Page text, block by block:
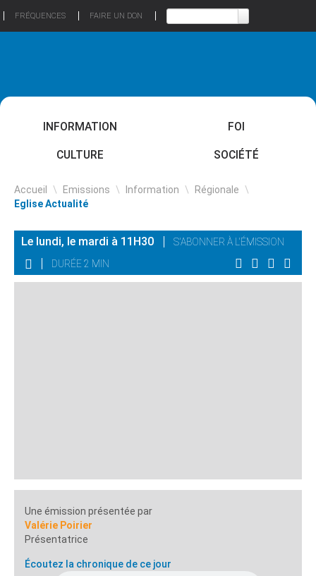
FRÉQUENCES FAIRE UN DON
INFORMATION FOI
CULTURE SOCIÉTÉ
Accueil \ Emissions \ Information \ Régionale \
Eglise Actualité
Le lundi, le mardi à 11H30
S'ABONNER À L'ÉMISSION
DURÉE 2 MIN
Une émission présentée par
Valérie Poirier
Présentatrice
Écoutez la chronique de ce jour